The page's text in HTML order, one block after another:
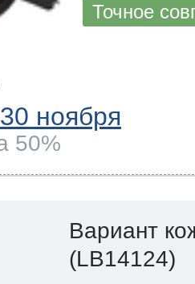
Точное
ноября
50%
Вариант
(LB14124)